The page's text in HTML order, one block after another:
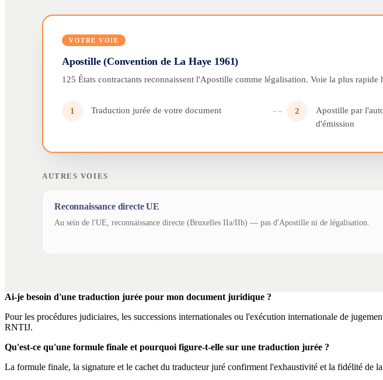
VOTRE VOIE
Apostille (Convention de La Haye 1961)
125 États contractants reconnaissent l'Apostille comme légalisation. Voie la plus rapide
1 Traduction jurée de votre document 2
Apostille par
d'émission
AUTRES VOIES
Reconnaissance directe UE
Au sein de l'UE, reconnaissance directe (Bruxelles IIa/IIb) — pas d'Apostille ni de légalisation.
Ai-je besoin d'une traduction jurée pour mon document juridique ?
Pour les procédures judiciaires, les successions internationales ou l'exécution internationale de
RNTIJ.
Qu'est-ce qu'une formule finale et pourquoi figure-t-elle sur une traduction jurée ?
La formule finale, la signature et le cachet du traducteur juré confirment l'exhaustivité et la fidélité de